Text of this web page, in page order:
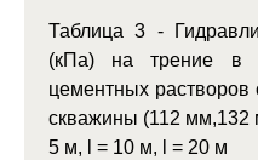
Таблица 3 -
(кПа) на трение в
цементных
скважины (112 мм,132
5 м, l = 10 м, l = 20 м